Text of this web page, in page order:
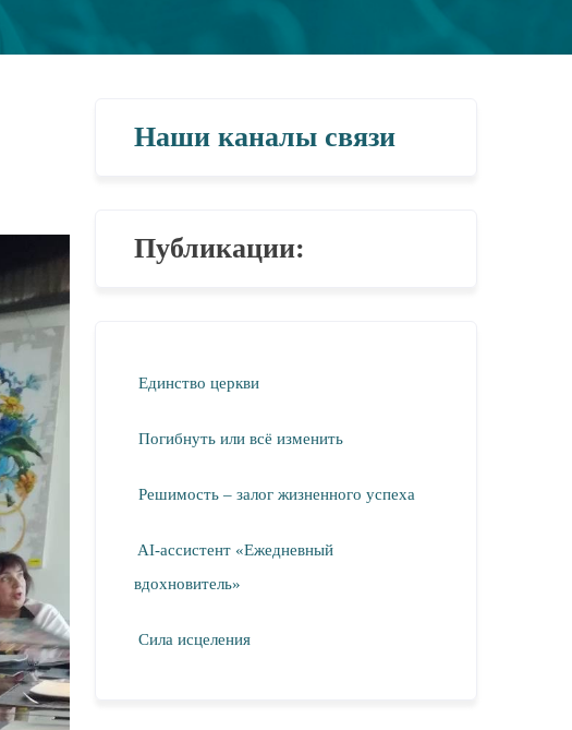
Наши каналы связи
Публикации:
Единство церкви
Погибнуть или всё изменить
Решимость – залог жизненного успеха
AI-ассистент «Ежедневный
вдохновитель»
Сила исцеления